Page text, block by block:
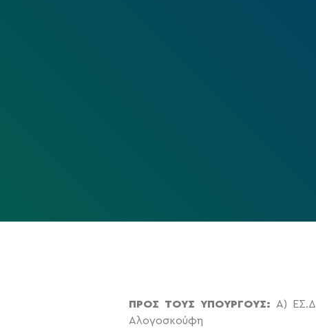
ΠΡΟΣ ΤΟΥΣ ΥΠΟΥΡΓΟΥΣ: Α)
Αλογοσκούφη